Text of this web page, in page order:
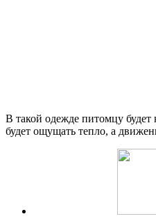
В такой одежде питомцу
будет ощущать тепло, а